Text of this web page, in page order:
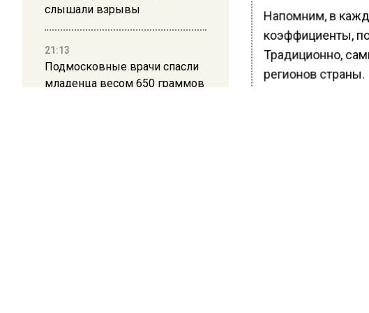
слышали взрывы
21:13
Подмосковные врачи спасли
младенца весом 650 граммов
Напомним, в
коэффициенты,
Традиционно,
регионов страны.